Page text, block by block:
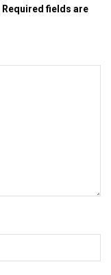
Required fields are